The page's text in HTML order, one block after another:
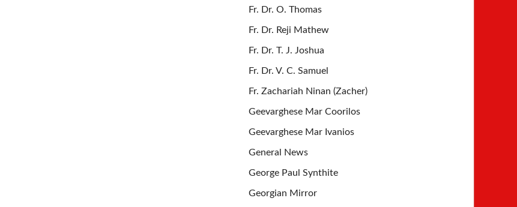
Fr. Dr. O. Thomas
Fr. Dr. Reji Mathew
Fr. Dr. T. J. Joshua
Fr. Dr. V. C. Samuel
Fr. Zachariah Ninan (Zacher)
Geevarghese Mar Coorilos
Geevarghese Mar Ivanios
General News
George Paul Synthite
Georgian Mirror